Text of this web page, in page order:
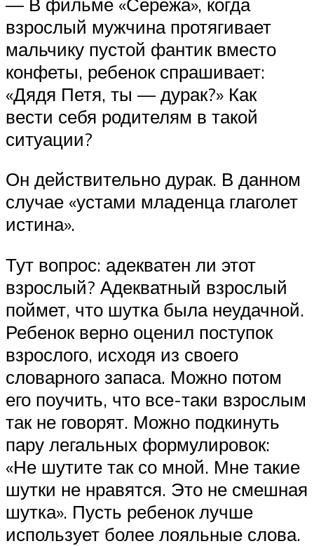
взрослый мужчина протягивает
мальчику пустой фантик вместо
конфеты, ребенок спрашивает:
«Дядя Петя, ты — дурак?» Как
вести себя родителям в такой
ситуации?
Он действительно дурак. В данном
случае «устами младенца глаголет
истина».
Тут вопрос: адекватен ли этот
взрослый? Адекватный взрослый
поймет, что шутка была неудачной.
Ребенок верно оценил поступок
взрослого, исходя из своего
словарного запаса. Можно потом
его поучить, что все-таки взрослым
так не говорят. Можно подкинуть
пару легальных формулировок:
«Не шутите так со мной. Мне такие
шутки не нравятся. Это не смешная
шутка». Пусть ребенок лучше
использует более лояльные слова.